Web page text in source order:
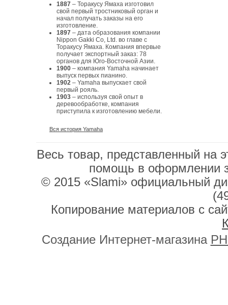
1887 – Торакусу Ямаха изготовил
свой первый тростниковый орган и
начал получать заказы на его
изготовление.
1897 – дата образования компании
Nippon Gakki Co, Ltd. во главе с
Торакусу Ямаха. Компания впервые
получает экспортный заказ: 78
органов для Юго-Восточной Азии.
1900 – компания Yamaha начинает
выпуск первых пианино.
1902 – Yamaha выпускает свой
первый рояль.
1903 – используя свой опыт в
деревообработке, компания
приступила к изготовлению мебели.
Вся история Yamaha
Весь товар, представленный на
помощь в оформлении
© 2015 «Slami» официальный
Копирование материалов с
Создание Интернет-магазина